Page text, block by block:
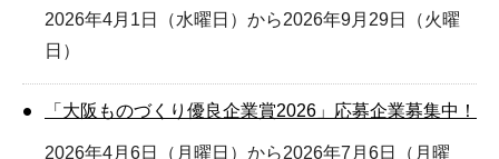
2026年4月1日（水曜日）から2026年9月29日（火曜
日）
「大阪ものづくり優良企業賞2026」応募企業募集中！
2026年4月6日（月曜日）から2026年7月6日（月曜